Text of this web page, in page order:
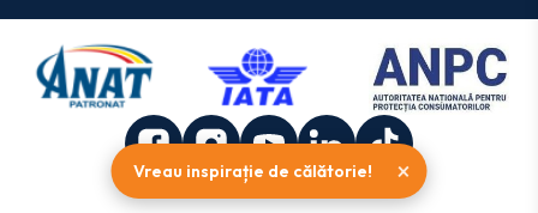
Vreau inspirație de călătorie! ×